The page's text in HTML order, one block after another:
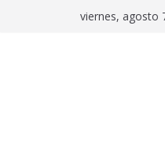
viernes, agosto